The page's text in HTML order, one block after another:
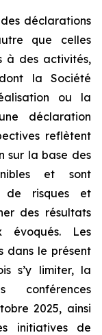
déclarations
que celles
à des activités,
la Société
ou la
déclaration
reflètent
sur la base des
et sont
de risques et
des résultats
évoqués. Les
dans le présent
s’y limiter, la
conférences
2025, ainsi
initiatives de